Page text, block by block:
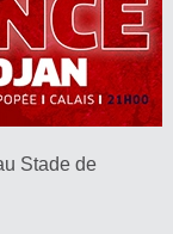
Stade de